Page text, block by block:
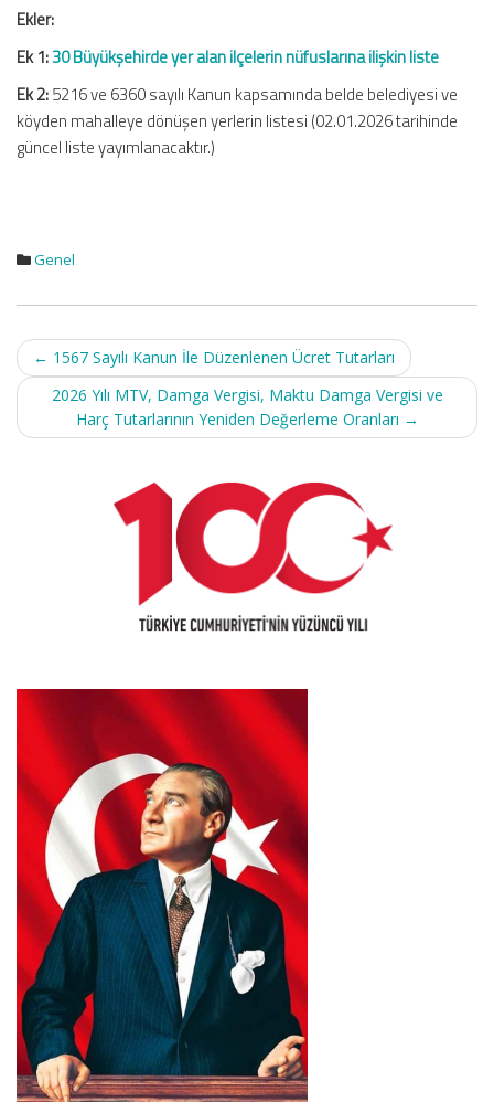
Ekler:
Ek 1:30 Büyükşehirde yer alan ilçelerin nüfuslarına ilişkin liste
Ek 2:5216 ve 6360 sayılı Kanun kapsamında belde belediyesi ve
köyden mahalleye dönüşen yerlerin listesi (02.01.2026 tarihinde
güncel liste yayımlanacaktır.)
Genel
Post
navigation
← 1567 Sayılı Kanun İle Düzenlenen Ücret Tutarları
2026 Yılı MTV, Damga Vergisi, Maktu Damga Vergisi ve
Harç Tutarlarının Yeniden Değerleme Oranları →